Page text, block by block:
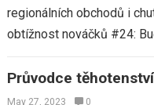
regionálních obchodů i
obtížnost nováčků #24:
Průvodce
May 27, 2023 0